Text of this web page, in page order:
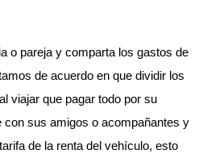
o pareja y comparta los gastos de
de acuerdo en que dividir los
viajar que pagar todo por su
con sus amigos o acompañantes y
de la renta del vehículo, esto